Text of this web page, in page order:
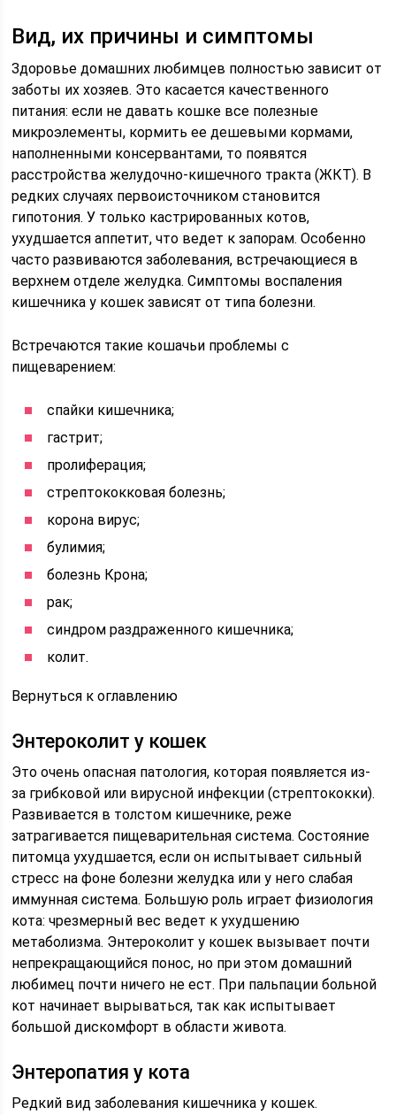
Вид, их причины и симптомы
Здоровье домашних любимцев полностью зависит от
заботы их хозяев. Это касается качественного
питания: если не давать кошке все полезные
микроэлементы, кормить ее дешевыми кормами,
наполненными консервантами, то появятся
расстройства желудочно-кишечного тракта (ЖКТ). В
редких случаях первоисточником становится
гипотония. У только кастрированных котов,
ухудшается аппетит, что ведет к запорам. Особенно
часто развиваются заболевания, встречающиеся в
верхнем отделе желудка. Симптомы воспаления
кишечника у кошек зависят от типа болезни.
Встречаются такие кошачьи проблемы с
пищеварением:
спайки кишечника;
гастрит;
пролиферация;
стрептококковая болезнь;
корона вирус;
булимия;
болезнь Крона;
рак;
синдром раздраженного кишечника;
колит.
Вернуться к оглавлению
Энтероколит у кошек
Это очень опасная патология, которая появляется из-
за грибковой или вирусной инфекции (стрептококки).
Развивается в толстом кишечнике, реже
затрагивается пищеварительная система. Состояние
питомца ухудшается, если он испытывает сильный
стресс на фоне болезни желудка или у него слабая
иммунная система. Большую роль играет физиология
кота: чрезмерный вес ведет к ухудшению
метаболизма. Энтероколит у кошек вызывает почти
непрекращающийся понос, но при этом домашний
любимец почти ничего не ест. При пальпации больной
кот начинает вырываться, так как испытывает
большой дискомфорт в области живота.
Энтеропатия у кота
Редкий вид заболевания кишечника у кошек.